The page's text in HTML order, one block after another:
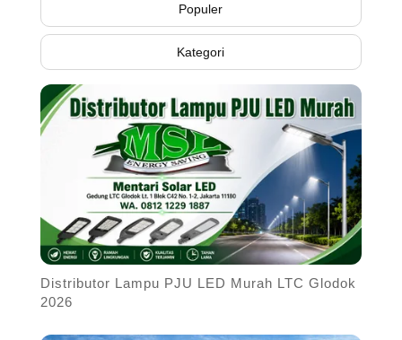
Populer
Kategori
Distributor Lampu PJU LED Murah LTC Glodok
2026